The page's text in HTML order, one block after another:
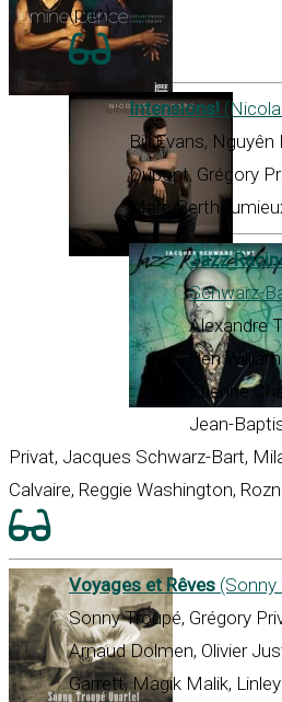
(pno)
Intensions!
Bill Evans,
Dupont, Grégory
Marc
Jazz
Schwarz-
Alexandre
Ben
Etienne
Jean-
Privat, Jacques Schwarz-Bart,
Calvaire, Reggie Washington,
Voyages et Rêves (Sonny
Sonny Troupé, Grégory
Arnaud Dolmen, Olivier
Garrett, Magik Malik,